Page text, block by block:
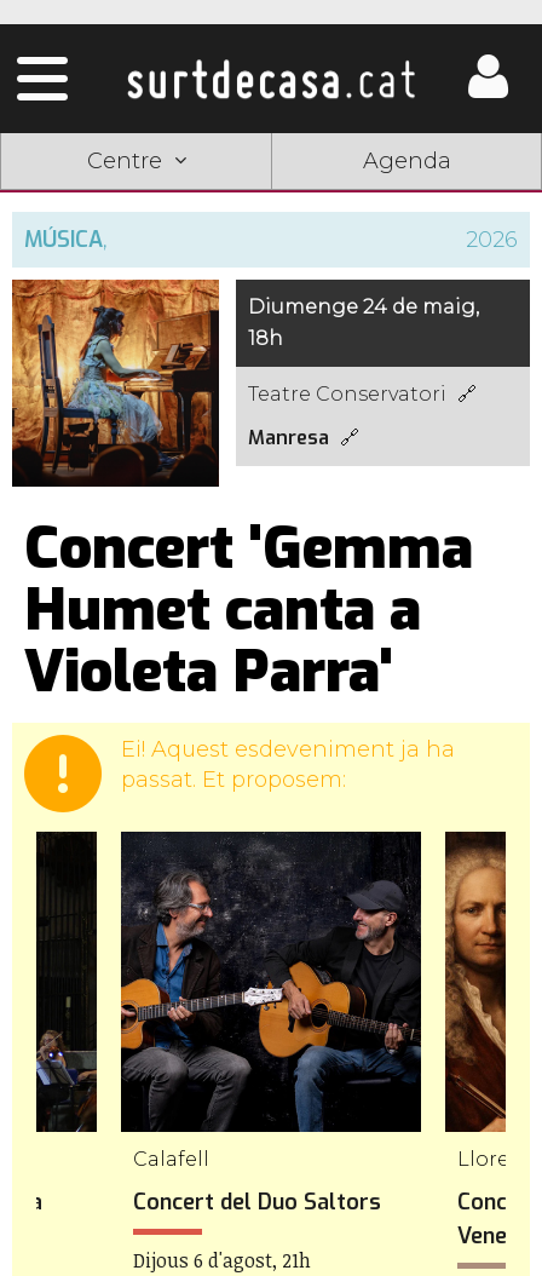
Centre Agenda
MÚSICA, 2026
Diumenge 24 de maig,
18h
Teatre Conservatori
Manresa
Concert 'Gemma
Humet canta a
Violeta Parra'
Ei! Aquest esdeveniment ja ha
passat. Et proposem:
Calafell
Concert del Duo Saltors
Dijous 6 d'agost, 21h
Lloret
Venezia